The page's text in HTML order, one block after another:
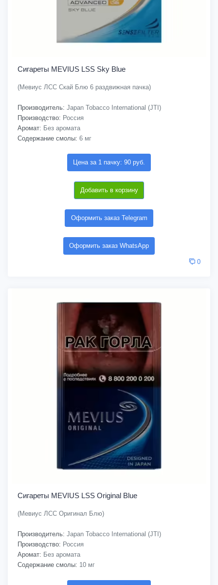
Сигареты MEVIUS LSS Sky Blue
(Мевиус ЛСС Скай Блю 6 раздвижная пачка)
Производитель: Japan Tobacco International (JTI)
Производство: Россия
Аромат: Без аромата
Содержание смолы: 6 мг
Цена за 1 пачку: 90 руб.
Добавить в корзину
Оформить заказ Telegram
Оформить заказ WhatsApp
0
Сигареты MEVIUS LSS Original Blue
(Мевиус ЛСС Оригинал Блю)
Производитель: Japan Tobacco International (JTI)
Производство: Россия
Аромат: Без аромата
Содержание смолы: 10 мг